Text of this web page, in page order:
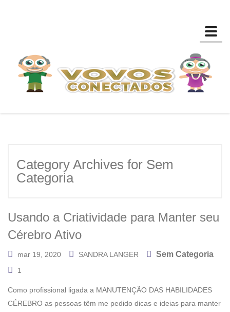
Category Archives for Sem
Categoria
Usando a Criatividade para Manter seu
Cérebro Ativo
mar 19, 2020 SANDRA LANGER Sem Categoria
1
Como profissional ligada a MANUTENÇÃO DAS HABILIDADES
CÉREBRO as pessoas têm me pedido dicas e ideias para manter